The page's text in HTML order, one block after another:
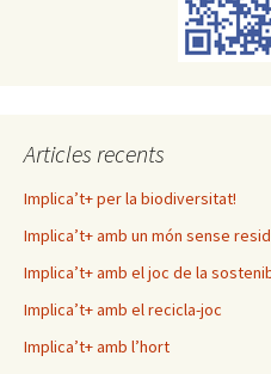
Articles recents
Implica’t+ per la biodiversitat!
Implica’t+ amb un món sense
Implica’t+ amb el joc de la
Implica’t+ amb el recicla-joc
Implica’t+ amb l’hort